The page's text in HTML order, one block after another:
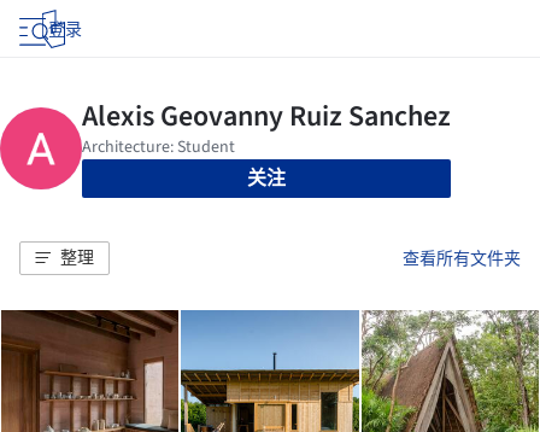
登录
关注
整理 查看所有文件夹